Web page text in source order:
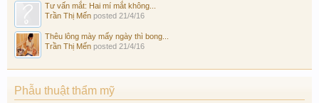
Tư vấn mắt: Hai mí mắt không...
Trần Thị Mến posted 21/4/16
Thêu lông mày mấy ngày thì bong...
Trần Thị Mến posted 21/4/16
Phẫu thuật thẩm mỹ